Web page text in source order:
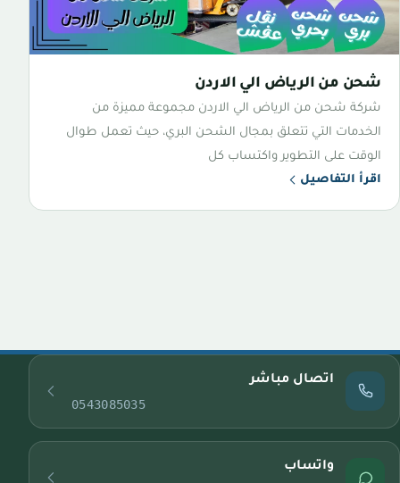
شحن من الرياض الي الاردن
شركة شحن من الرياض الي الاردن مجموعة مميزة من
الخدمات التي تتعلق بمجال الشحن البري، حيث تعمل طوال
الوقت على التطوير واكتساب كل
اقرأ التفاصيل
اتصال مباشر
0543085035
واتساب